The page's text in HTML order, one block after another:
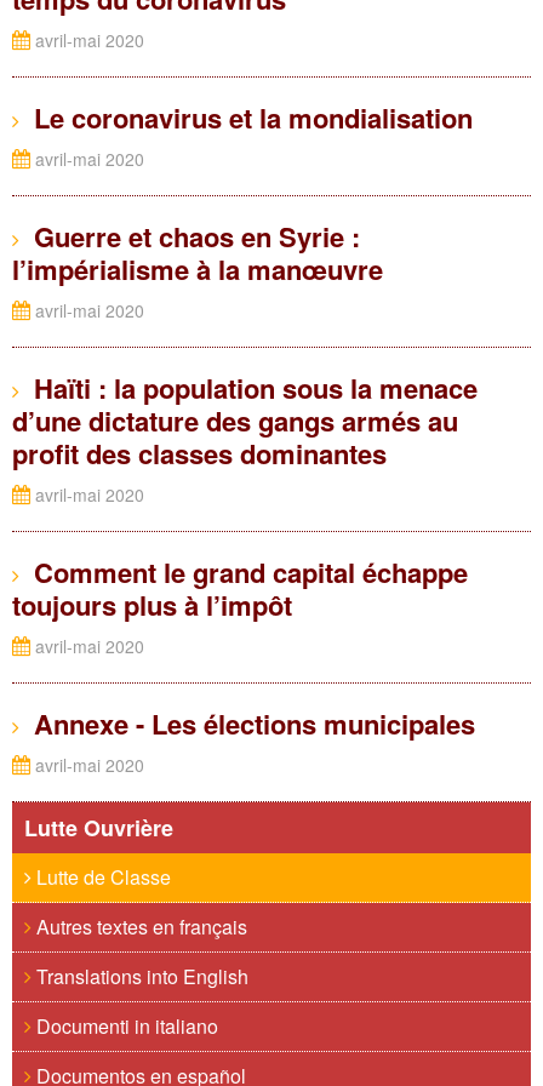
avril-mai 2020
Le coronavirus et la mondialisation
avril-mai 2020
Guerre et chaos en Syrie :
l’impérialisme à la manœuvre
avril-mai 2020
Haïti : la population sous la menace
d’une dictature des gangs armés au
profit des classes dominantes
avril-mai 2020
Comment le grand capital échappe
toujours plus à l’impôt
avril-mai 2020
Annexe - Les élections municipales
avril-mai 2020
Lutte Ouvrière
Lutte de Classe
Autres textes en français
Translations into English
Documenti in italiano
Documentos en español